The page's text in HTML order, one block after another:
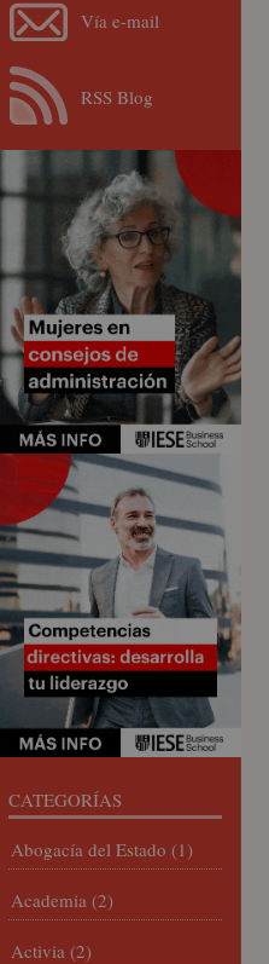
Vía e-mail
RSS Blog
CATEGORÍAS
Abogacía del Estado (1)
Academia (2)
Activia (2)